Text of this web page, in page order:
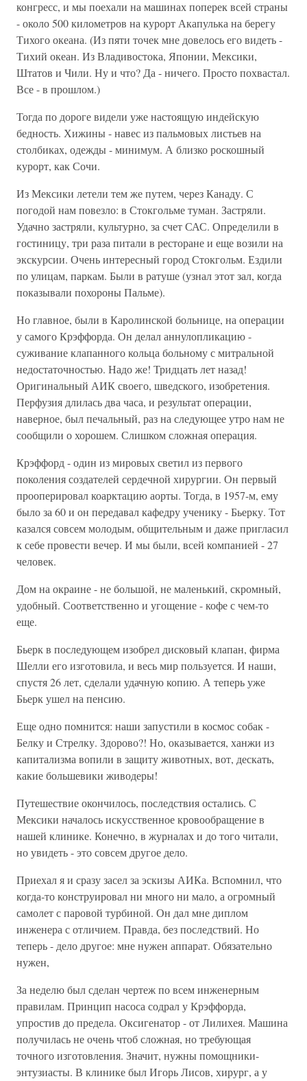
конгресс, и мы поехали на машинах поперек всей страны
- около 500 километров на курорт Акапулька на берегу
Тихого океана. (Из пяти точек мне довелось его видеть -
Тихий океан. Из Владивостока, Японии, Мексики,
Штатов и Чили. Ну и что? Да - ничего. Просто похвастал.
Все - в прошлом.)
Тогда по дороге видели уже настоящую индейскую
бедность. Хижины - навес из пальмовых листьев на
столбиках, одежды - минимум. А близко роскошный
курорт, как Сочи.
Из Мексики летели тем же путем, через Канаду. С
погодой нам повезло: в Стокгольме туман. Застряли.
Удачно застряли, культурно, за счет САС. Определили в
гостиницу, три раза питали в ресторане и еще возили на
экскурсии. Очень интересный город Стокгольм. Ездили
по улицам, паркам. Были в ратуше (узнал этот зал, когда
показывали похороны Пальме).
Но главное, были в Каролинской больнице, на операции
у самого Крэффорда. Он делал аннулопликацию -
суживание клапанного кольца больному с митральной
недостаточностью. Надо же! Тридцать лет назад!
Оригинальный АИК своего, шведского, изобретения.
Перфузия длилась два часа, и результат операции,
наверное, был печальный, раз на следующее утро нам не
сообщили о хорошем. Слишком сложная операция.
Крэффорд - один из мировых светил из первого
поколения создателей сердечной хирургии. Он первый
прооперировал коарктацию аорты. Тогда, в 1957-м, ему
было за 60 и он передавал кафедру ученику - Бьерку. Тот
казался совсем молодым, общительным и даже пригласил
к себе провести вечер. И мы были, всей компанией - 27
человек.
Дом на окраине - не большой, не маленький, скромный,
удобный. Соответственно и угощение - кофе с чем-то
еще.
Бьерк в последующем изобрел дисковый клапан, фирма
Шелли его изготовила, и весь мир пользуется. И наши,
спустя 26 лет, сделали удачную копию. А теперь уже
Бьерк ушел на пенсию.
Еще одно помнится: наши запустили в космос собак -
Белку и Стрелку. Здорово?! Но, оказывается, ханжи из
капитализма вопили в защиту животных, вот, дескать,
какие большевики живодеры!
Путешествие окончилось, последствия остались. С
Мексики началось искусственное кровообращение в
нашей клинике. Конечно, в журналах и до того читали,
но увидеть - это совсем другое дело.
Приехал я и сразу засел за эскизы АИКа. Вспомнил, что
когда-то конструировал ни много ни мало, а огромный
самолет с паровой турбиной. Он дал мне диплом
инженера с отличием. Правда, без последствий. Но
теперь - дело другое: мне нужен аппарат. Обязательно
нужен,
За неделю был сделан чертеж по всем инженерным
правилам. Принцип насоса содрал у Крэффорда,
упростив до предела. Оксигенатор - от Лилихея. Машина
получилась не очень чтоб сложная, но требующая
точного изготовления. Значит, нужны помощники-
энтузиасты. В клинике был Игорь Лисов, хирург, а у